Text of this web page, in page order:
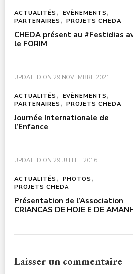
ACTUALITÉS
EVÈNEMENTS
PARTENAIRES
PROJETS CHEDA
CHEDA présent au #Festidias
le FORIM
UPDATED ON 29 NOVEMBRE 2021
ACTUALITÉS
EVÈNEMENTS
PARTENAIRES
PROJETS CHEDA
Journée Internationale de
l’Enfance
UPDATED ON 29 JUILLET 2016
ACTUALITÉS
PHOTOS
PROJETS CHEDA
Présentation de l’Association
CRIANCAS DE HOJE E DE
Laisser un commentaire